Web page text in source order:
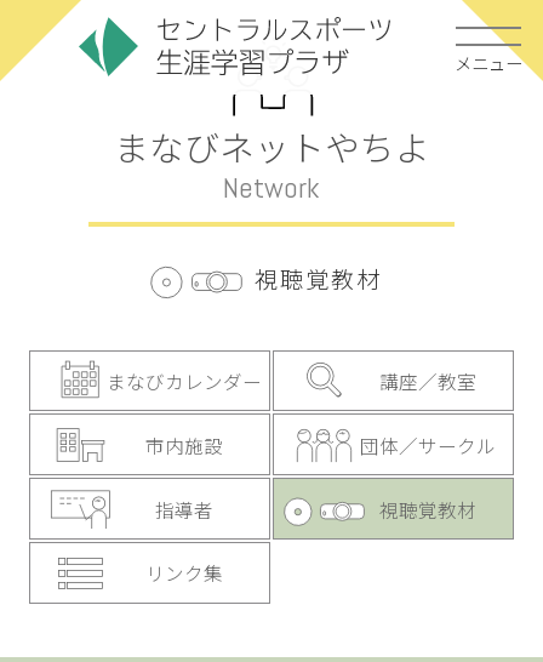
メニュー
まなびネットやちよ
Network
視聴覚教材
まなびカレンダー 講座／教室
市内施設 団体／サークル
指導者 視聴覚教材
リンク集